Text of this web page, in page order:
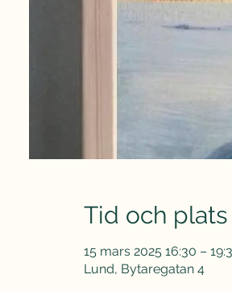
Tid och plats
15 mars 2025 16:30 –
Lund, Bytaregatan 4